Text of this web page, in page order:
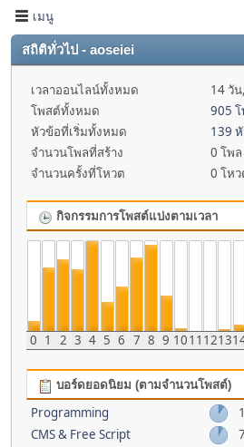
เมนู
สถิติทั่วไป - aoseiei
เวลาออนไลน์ทั้งหมด
14 วั
โพสต์ทั้งหมด
905
หัวข้อที่เริ่มทั้งหมด
139
จำนวนโพลที่สร้าง
0 โพล
จำนวนครั้งที่โหวต
0 โห
กิจกรรมการโพสต์แบ่งตามเวลา
0 1 2 3 4 5 6 7 8 9 1011 1213
บอร์ดยอดนิยม (ตามจำนวนโพสต์)
Programming
CMS & Free Script